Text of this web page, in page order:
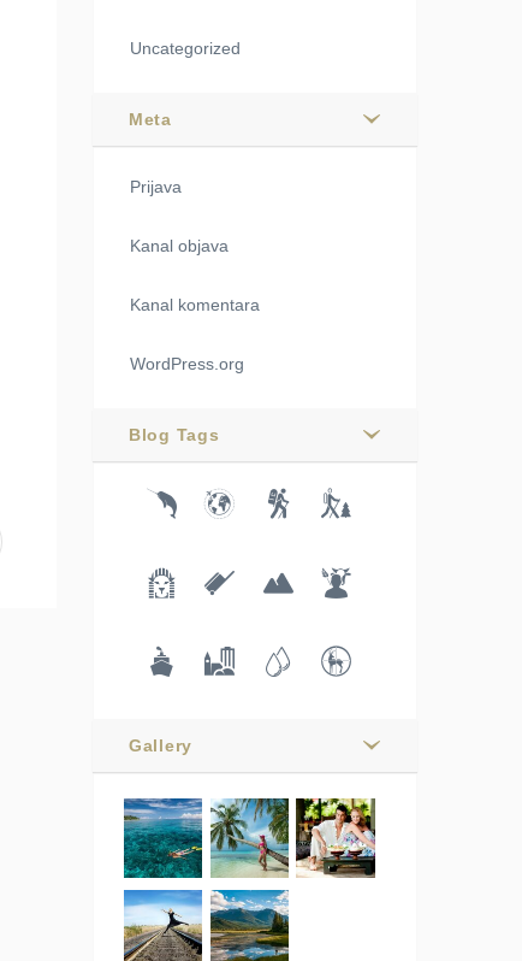
Uncategorized
Meta
Prijava
Kanal objava
Kanal komentara
WordPress.org
Blog Tags
Gallery